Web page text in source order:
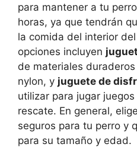
para mantener a tu
horas, ya que tendrán
la comida del interior
opciones incluyen
de materiales
nylon, y juguete de
utilizar para jugar
rescate. En general,
seguros para tu perro y
para su tamaño y edad.